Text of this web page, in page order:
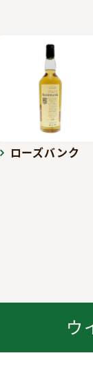
ローズバンク
ウ